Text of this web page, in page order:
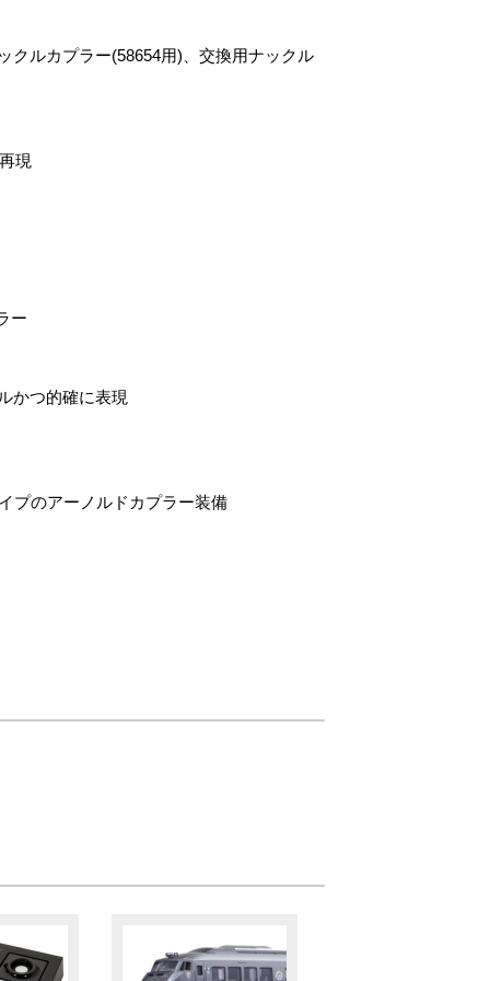
クルカプラー(58654用)、交換用ナックル
現
ー
かつ的確に表現
プのアーノルドカプラー装備